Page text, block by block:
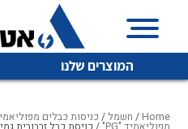
המוצרים שלנו
Home
/ חשמל / כניסות כבלים